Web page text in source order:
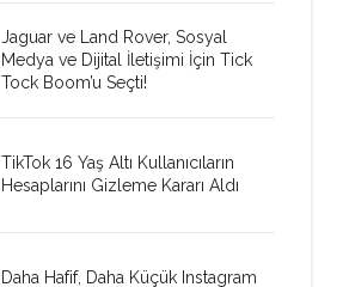
Jaguar ve Land Rover, Sosyal
Medya ve Dijital İletişimi İçin Tick
Tock Boom’u Seçti!
TikTok 16 Yaş Altı Kullanıcıların
Hesaplarını Gizleme Kararı Aldı
Daha Hafif, Daha Küçük Instagram